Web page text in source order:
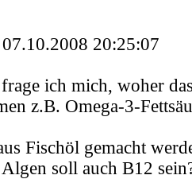
07.10.2008 20:25:07
ich mich, woher
z.B. Omega-3-
Fischöl gemacht
soll auch B12